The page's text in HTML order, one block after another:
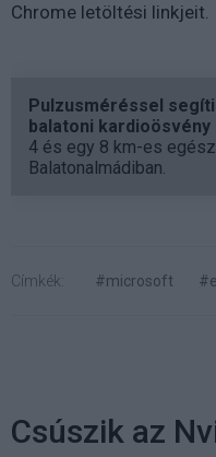
Chrome letöltési linkjeit.
Pulzusméréssel
balatoni kardioösvény
4 és egy 8 km-es
Balatonalmádiban.
Címkék: #microsoft
Csúszik az